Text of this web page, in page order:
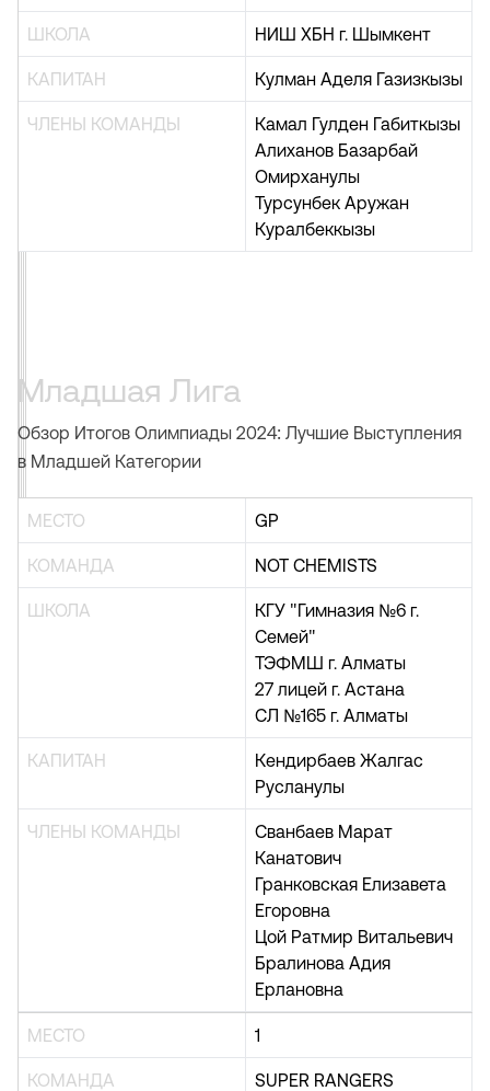
ШКОЛА НИШ ХБН г. Шымкент
КАПИТАН Кулман Аделя Газизкызы
ЧЛЕНЫ КОМАНДЫ
Камал Гулден Габиткызы
Алиханов Базарбай
Омирханулы
Турсунбек Аружан
Куралбеккызы
Младшая Лига
Обзор Итогов Олимпиады 2024: Лучшие Выступления
в Младшей Категории
МЕСТО GP
КОМАНДА NOT CHEMISTS
ШКОЛА
КГУ "Гимназия №6 г.
Семей"
ТЭФМШ г. Алматы
27 лицей г. Астана
СЛ №165 г. Алматы
КАПИТАН
Кендирбаев Жалгас
Русланулы
ЧЛЕНЫ КОМАНДЫ
Сванбаев Марат
Канатович
Гранковская Елизавета
Егоровна
Цой Ратмир Витальевич
Бралинова Адия
Ерлановна
МЕСТО 1
КОМАНДА SUPER RANGERS